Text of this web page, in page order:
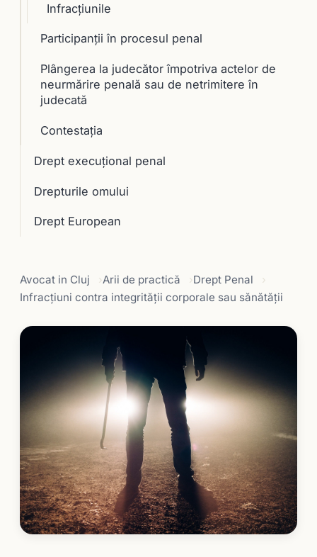
Infracțiunile
Participanţii în procesul penal
Plângerea la judecător împotriva actelor de
neurmărire penală sau de netrimitere în
judecată
Contestaţia
Drept execuţional penal
Drepturile omului
Drept European
Avocat in Cluj Arii de practică
Drept Penal
Infracţiuni contra integrităţii corporale sau sănătăţii